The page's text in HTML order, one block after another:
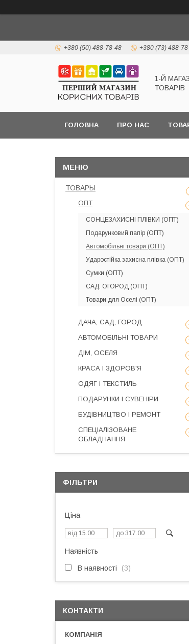
+380 (50) 488-78-48 +380 (73) 488-
1-Й
ТОВАРІВ
ГОЛОВНА ПРО НАС
ТОВАРЫ
ОПТ
СОНЦЕЗАХИСНІ ПЛІВКИ (ОПТ)
Подарунковий папір (ОПТ)
Автомобільні товари (ОПТ)
Ударостійка захисна плівка (ОПТ)
Сумки (ОПТ)
САД, ОГОРОД (ОПТ)
Товари для Оселі (ОПТ)
ДАЧА, САД, ГОРОД
АВТОМОБІЛЬНІ ТОВАРИ
ДІМ, ОСЕЛЯ
КРАСА І ЗДОРОВ'Я
ОДЯГ і ТЕКСТИЛЬ
ПОДАРУНКИ І СУВЕНІРИ
БУДІВНИЦТВО І РЕМОНТ
СПЕЦІАЛІЗОВАНЕ
ОБЛАДНАННЯ
ФІЛЬТРИ
Ціна
Наявність
В наявності 3
КОНТАКТИ